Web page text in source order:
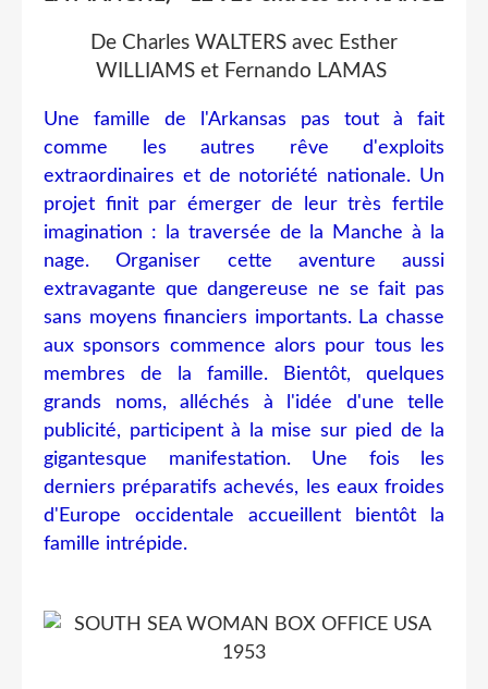
De Charles WALTERS avec Esther
WILLIAMS et Fernando LAMAS
Une famille de l'Arkansas pas tout à fait
comme les autres rêve d'exploits
extraordinaires et de notoriété nationale. Un
projet finit par émerger de leur très fertile
imagination : la traversée de la Manche à la
nage. Organiser cette aventure aussi
extravagante que dangereuse ne se fait pas
sans moyens financiers importants. La chasse
aux sponsors commence alors pour tous les
membres de la famille. Bientôt, quelques
grands noms, alléchés à l'idée d'une telle
publicité, participent à la mise sur pied de la
gigantesque manifestation. Une fois les
derniers préparatifs achevés, les eaux froides
d'Europe occidentale accueillent bientôt la
famille intrépide.